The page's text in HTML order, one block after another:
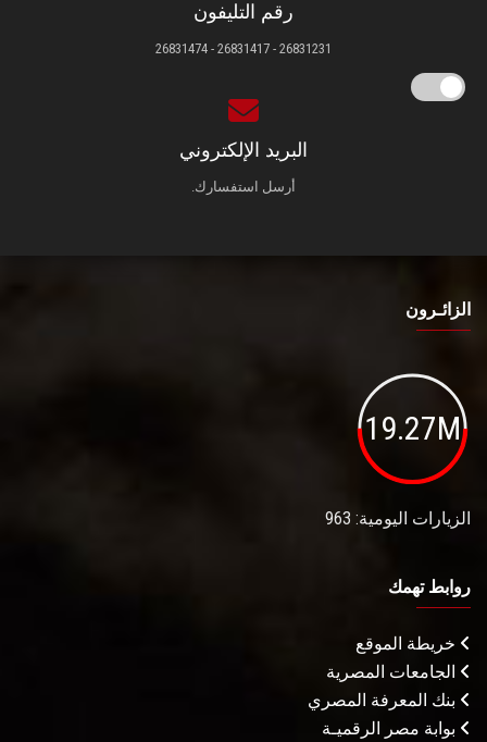
رقم التليفون
26831231 - 26831417 - 26831474
البريد الإلكتروني
أرسل استفسارك.
الزائـرون
19.27M
الزيارات اليومية: 963
روابط تهمك
خريطة الموقع
الجامعات المصرية
بنك المعرفة المصري
بوابة مصر الرقميـة